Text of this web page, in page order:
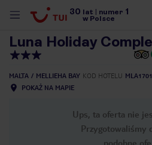
30 lat numer 1
w Polsce
Luna Holiday
MALTA MELLIEHA BAY KOD HOTELU
POKAŻ NA MAPIE
Ups, ta oferta nie
Przygotowaliśmy
podobne